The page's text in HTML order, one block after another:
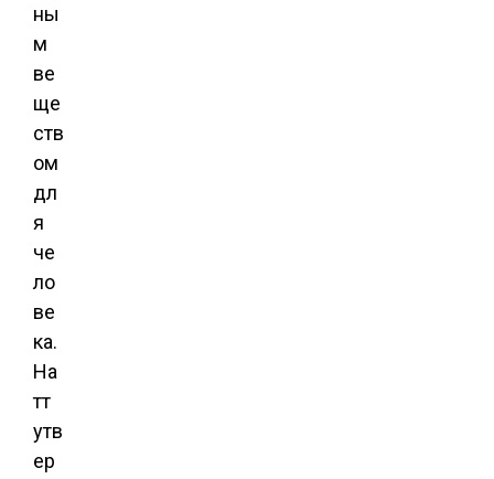
ны
м
ве
ще
ств
ом
дл
я
че
ло
ве
ка.
На
тт
утв
ер